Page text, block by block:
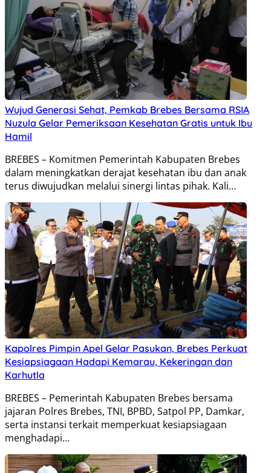
Wujud Generasi Sehat, Pemkab Brebes Bersama RSIA
Nuzula Gelar Pemeriksaan Kesehatan Gratis untuk Ibu
Hamil
BREBES – Komitmen Pemerintah Kabupaten Brebes
dalam meningkatkan derajat kesehatan ibu dan anak
terus diwujudkan melalui sinergi lintas pihak. Kali…
Kapolres Pimpin Apel Gelar Pasukan, Brebes Perkuat
Kesiapsiagaan Hadapi Kemarau, Kekeringan dan
Karhutla
BREBES – Pemerintah Kabupaten Brebes bersama
jajaran Polres Brebes, TNI, BPBD, Satpol PP, Damkar,
serta instansi terkait memperkuat kesiapsiagaan
menghadapi…